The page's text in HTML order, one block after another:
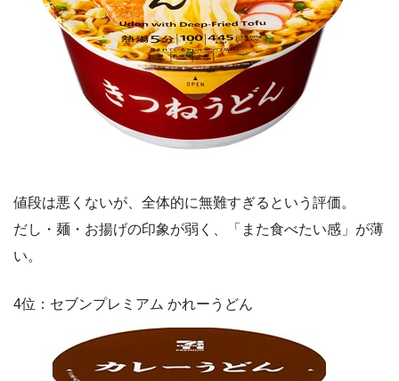
値段は悪くないが、全体的に無難すぎるという評価。
だし・麺・お揚げの印象が弱く、「また食べたい感」が薄
い。
4位：セブンプレミアム かれーうどん